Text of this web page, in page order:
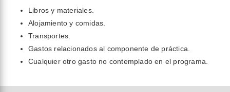
Libros y materiales.
Alojamiento y comidas.
Transportes.
Gastos relacionados al componente de práctica.
Cualquier otro gasto no contemplado en el programa.